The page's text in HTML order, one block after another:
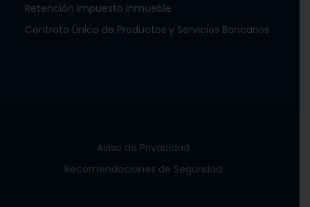
Retención impuesto inmueble
Contrato Único de Productos y Servicios Bancarios
Aviso de Privacidad
Recomendaciones de Seguridad